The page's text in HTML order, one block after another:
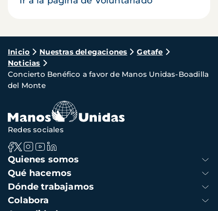
Ruta
de
navegación
Inicio Nuestras delegaciones
Getafe
Noticias
Concierto Benéfico a favor de Manos Unidas-Boadilla
del Monte
Navegación
principal
Quienes somos
Qué hacemos
Dónde trabajamos
Colabora
Redes sociales